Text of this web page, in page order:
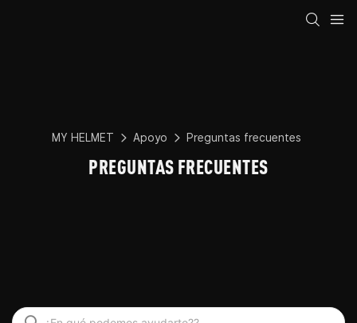
MY HELMET Apoyo Preguntas frecuentes
PREGUNTAS FRECUENTES